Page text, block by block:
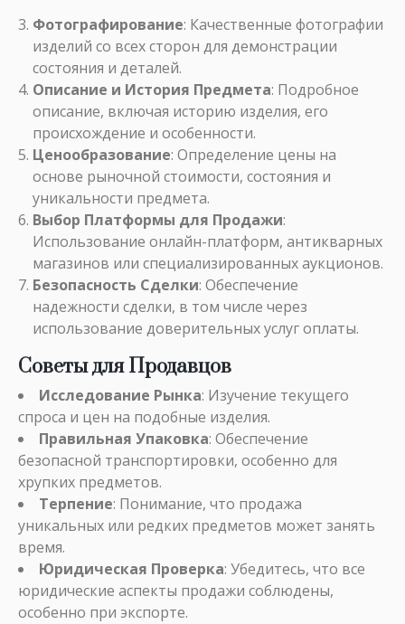
Фотографирование: Качественные фотографии
изделий со всех сторон для демонстрации
состояния и деталей.
Описание и История Предмета: Подробное
описание, включая историю изделия, его
происхождение и особенности.
Ценообразование: Определение цены на
основе рыночной стоимости, состояния и
уникальности предмета.
Выбор Платформы для Продажи:
Использование онлайн-платформ, антикварных
магазинов или специализированных аукционов.
Безопасность Сделки: Обеспечение
надежности сделки, в том числе через
использование доверительных услуг оплаты.
Советы для Продавцов
Исследование Рынка: Изучение текущего
спроса и цен на подобные изделия.
Правильная Упаковка: Обеспечение
безопасной транспортировки, особенно для
хрупких предметов.
Терпение: Понимание, что продажа
уникальных или редких предметов может занять
время.
Юридическая Проверка: Убедитесь, что все
юридические аспекты продажи соблюдены,
особенно при экспорте.